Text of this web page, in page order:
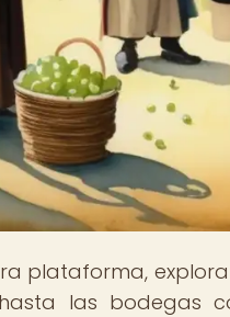
plataforma,
las bodegas